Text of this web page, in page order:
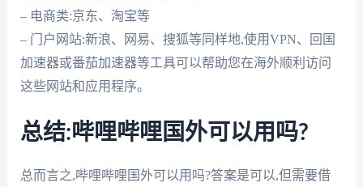
– 电商类:京东、淘宝等
– 门户网站:新浪、网易、搜狐等同样地,使用VPN、回国
加速器或番茄加速器等工具可以帮助您在海外顺利访问
这些网站和应用程序。
总结:哔哩哔哩国外可以用吗?
总而言之,哔哩哔哩国外可以用吗?答案是可以,但需要借